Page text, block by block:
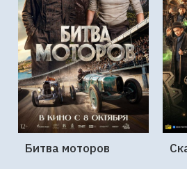
Битва моторов